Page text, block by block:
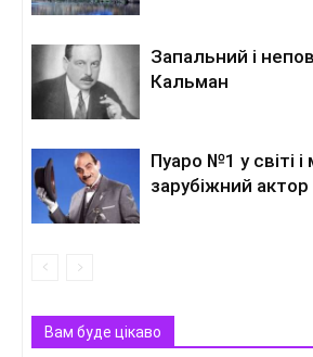
Запальний і
Кальман
Пуаро №1 у світі
зарубіжний актор
Вам буде цікаво